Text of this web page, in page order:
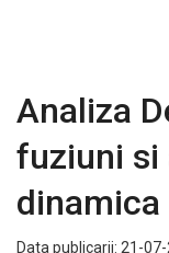
Analiza
fuziuni si
dinamica
Data publicarii: 21-07-